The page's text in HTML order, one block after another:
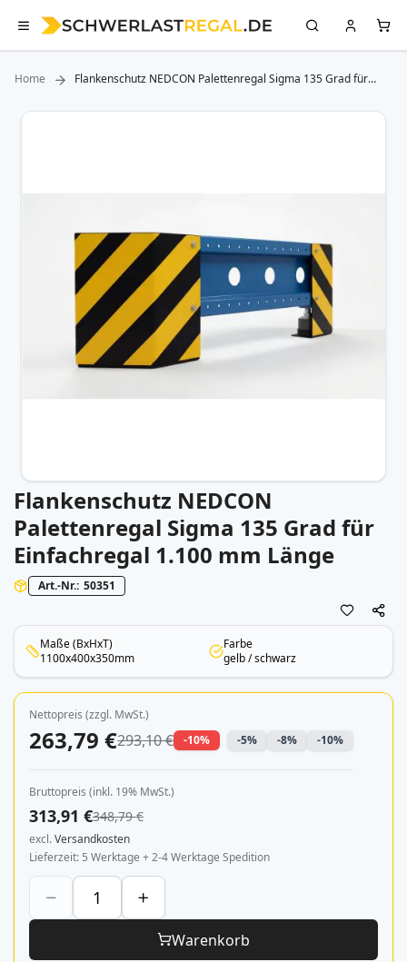
Home
Flankenschutz NEDCON Palettenregal Sigma 135 Grad für
Zum
Zum
Anfang
der
Bildergalerie
springen
Flankenschutz NEDCON
Palettenregal Sigma 135 Grad für
Einfachregal 1.100 mm Länge
Art.-Nr. 50351
Maße (BxHxT)
1100x400x350mm
Farbe
gelb / schwarz
Nettopreis (zzgl. MwSt.)
263,79 €293,10 € -10% -5% -8% -10%
Bruttopreis (inkl. 19% MwSt.)
313,91 €348,79 €
excl.Versandkosten
Lieferzeit 5 Werktage + 2-4 Werktage Spedition
Warenkorb